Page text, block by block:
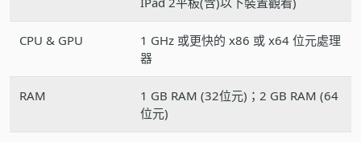
CPU & GPU
1 GHz 或更快的 x86 或 x64 位元處理
器
RAM
1 GB RAM (32位元)；2 GB RAM (64
位元)